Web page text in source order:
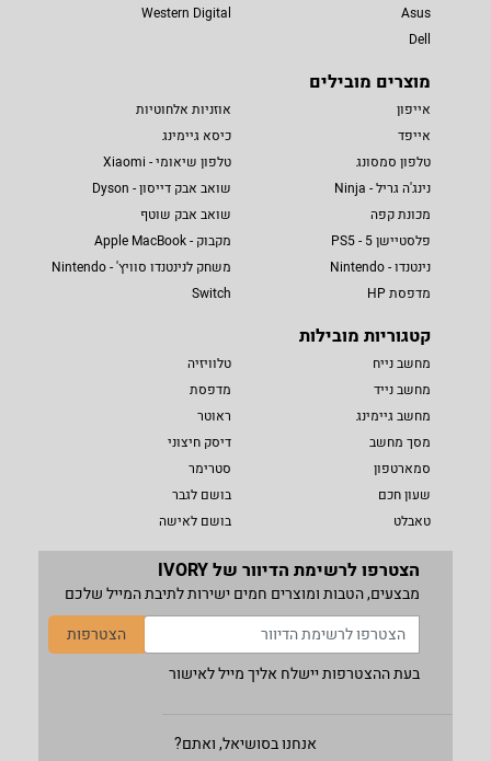
Asus
Dell
Western Digital
מוצרים מובילים
אייפון
אייפד
טלפון סמסונג
נינג'ה גריל - Ninja
מכונת קפה
פלסטיישן 5 - PS5
נינטנדו - Nintendo
מדפסת HP
אוזניות אלחוטיות
כיסא גיימינג
טלפון שיאומי - Xiaomi
שואב אבק דייסון - Dyson
שואב אבק שוטף
מקבוק - Apple MacBook
משחק לנינטנדו סוויץ' - Nintendo
Switch
קטגוריות מובילות
מחשב נייח
מחשב נייד
מחשב גיימינג
מסך מחשב
סמארטפון
שעון חכם
טאבלט
טלוויזיה
מדפסת
ראוטר
דיסק חיצוני
סטרימר
בושם לגבר
בושם לאישה
הצטרפו לרשימת הדיוור של IVORY
מבצעים, הטבות ומוצרים חמים ישירות לתיבת המייל שלכם
הצטרפות
בעת ההצטרפות יישלח אליך מייל לאישור
אנחנו בסושיאל, ואתם?